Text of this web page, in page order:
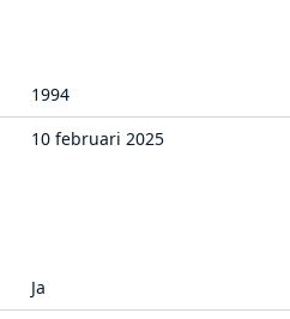
1994
10 februari 2025
Ja